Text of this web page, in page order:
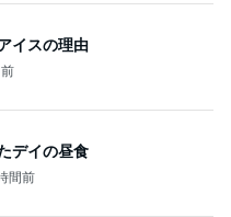
イスの理由
デイの昼食
間前